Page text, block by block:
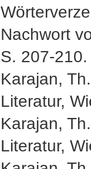
Nachwort
S. 207-210.
Karajan,
Literatur,
Karajan,
Literatur,